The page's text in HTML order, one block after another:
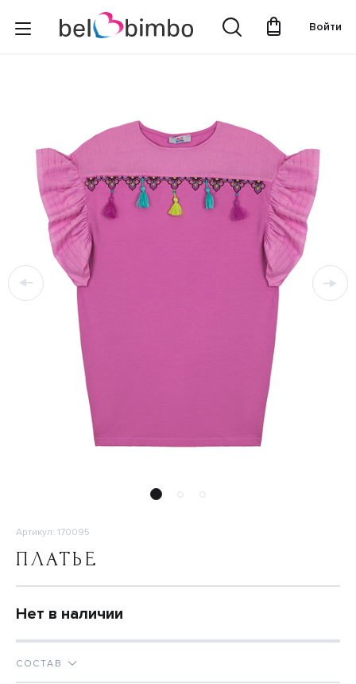
Войти
Артикул: 170095
ПЛАТЬЕ
Нет в наличии
СОСТАВ